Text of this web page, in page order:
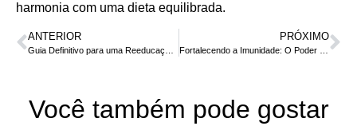
harmonia com uma dieta equilibrada.
ANTERIOR
Guia Definitivo para uma Reeducação Alimentar Eficaz
PRÓXIMO
Fortalecendo a Imunidade: O Poder dos Alimentos na Prevenção de Gripes
Você também pode gostar